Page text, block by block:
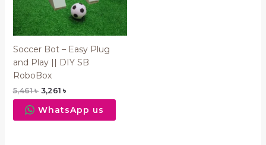
Soccer Bot – Easy Plug
and Play || DIY SB
RoboBox
5,461৳ 3,261 ৳
WhatsApp us